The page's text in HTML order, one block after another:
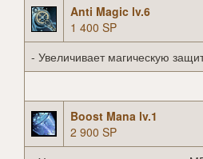
Anti Magic lv.6
1 400 SP
- Увеличивает магическую
Boost Mana lv.1
2 900 SP